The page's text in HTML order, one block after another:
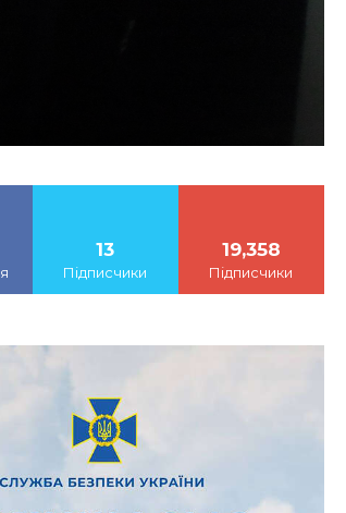
13
Підписчики
19,358
Підписчики